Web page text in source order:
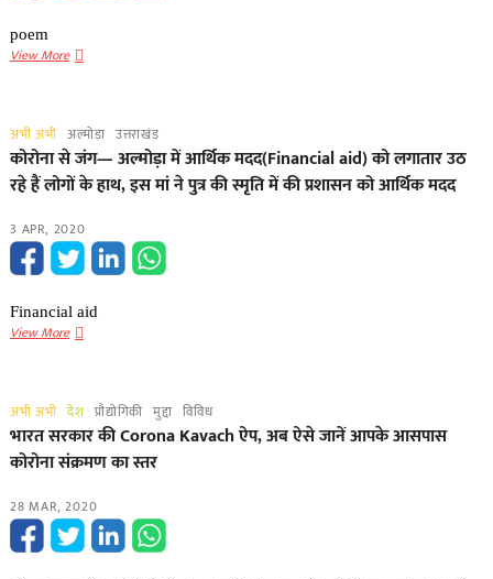
poem
View Moreअखिल
में
है:
वरिष्ठ
नवीन
बिष्ट
की
त
विषय
कविता(poem)
अभी अभी अल्मोड़ा उत्तराखंड
कोरोना से जंग— अल्मोड़ा में आर्थिक मदद(Financial aid) को लगातार उठ
रहे हैं लोगों के हाथ, इस मां ने पुत्र की स्मृति में की प्रशासन को आर्थिक मदद
3 APR, 2020
Financial aid
View Moreकोरोना
अल्मोड़ा
में
आर्थिक
aid)
को
लगातार
अभी अभी देश प्रौद्योगिकी मुद्दा विविध
भारत सरकार की Corona Kavach ऐप, अब ऐसे जानें आपके आसपास
कोरोना संक्रमण का स्तर
28 MAR, 2020